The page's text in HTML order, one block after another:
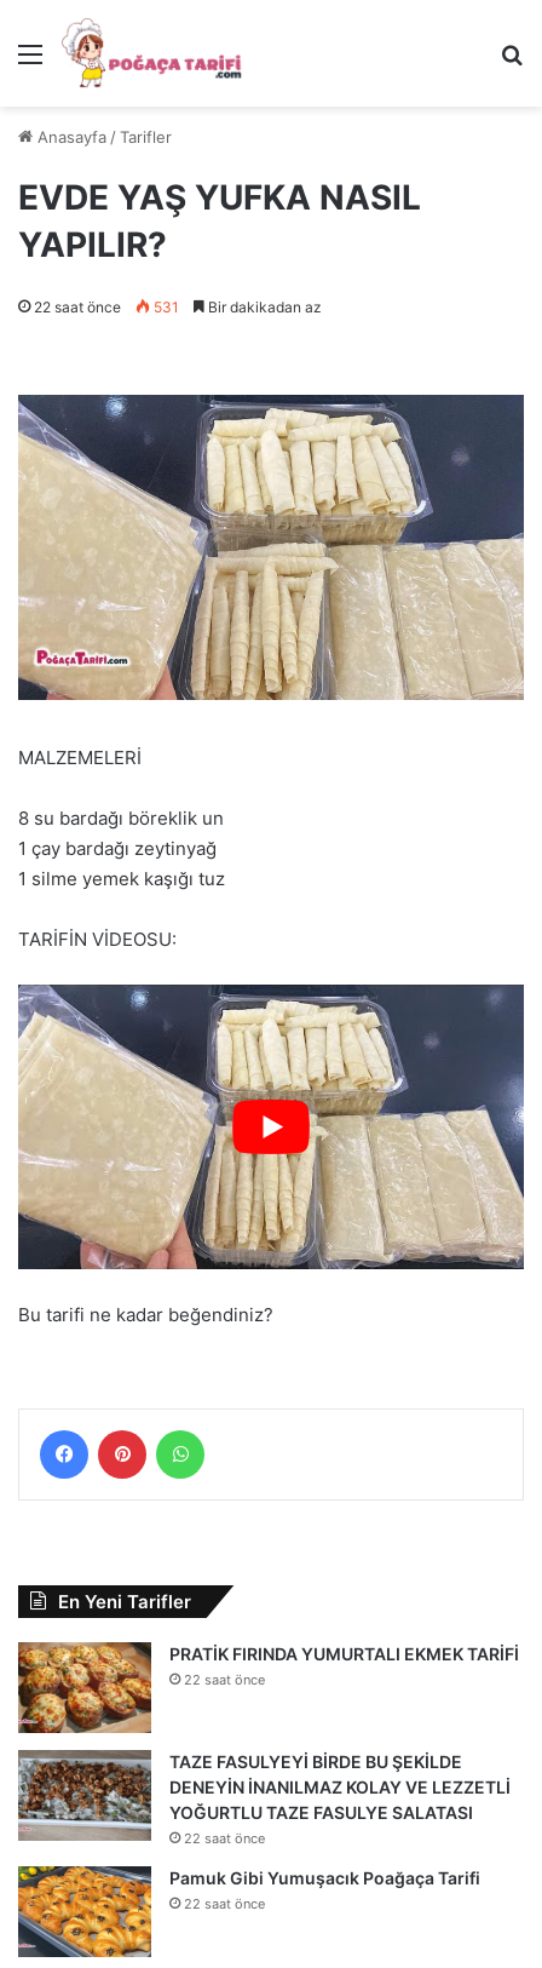
Menü
Anasayfa /Tarifler
EVDE YAŞ YUFKA NASIL
YAPILIR?
22 saat önce 531 Bir dakikadan az
MALZEMELERİ
8 su bardağı böreklik un
1 çay bardağı zeytinyağ
1 silme yemek kaşığı tuz
TARİFİN VİDEOSU:
Bu tarifi ne kadar beğendiniz?
FacebookPinterest
En Yeni Tarifler
PRATİK FIRINDA YUMURTALI EKMEK TARİFİ
22 saat önce
TAZE FASULYEYİ BİRDE BU ŞEKİLDE
DENEYİN İNANILMAZ KOLAY VE LEZZETLİ
YOĞURTLU TAZE FASULYE SALATASI
22 saat önce
Pamuk Gibi Yumuşacık Poağaça Tarifi
22 saat önce